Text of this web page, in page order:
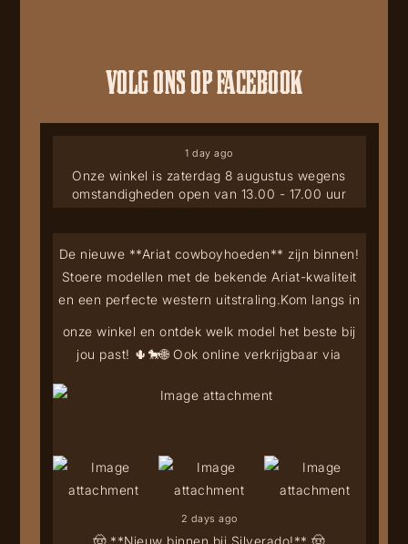
VOLG ONS OP FACEBOOK
Onze winkel is zaterdag 8 augustus wegens
omstandigheden open van 13.00 - 17.00 uur
1 day ago
De nieuwe **Ariat cowboyhoeden** zijn binnen!
Stoere modellen met de bekende Ariat-kwaliteit
en een perfecte western uitstraling.Kom langs in
onze winkel en ontdek welk model het beste bij
jou past! 🌵🐎🌐 Ook online verkrijgbaar via
2 days ago